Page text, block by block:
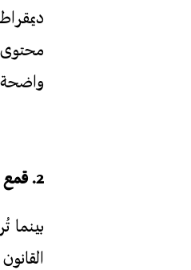
2. قمع "ناعم" عبر رقابة مالية وإدارية مشددة
بينما